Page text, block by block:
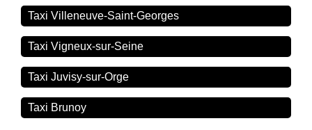
Taxi Villeneuve-Saint-Georges
Taxi Vigneux-sur-Seine
Taxi Juvisy-sur-Orge
Taxi Brunoy